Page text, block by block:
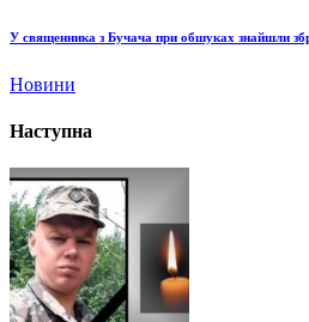
У священника з Бучача при обшуках знайшли
Новини
Наступна